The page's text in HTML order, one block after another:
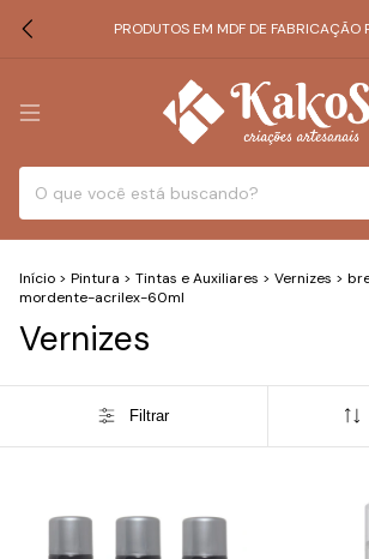
PRODUTOS EM MDF DE FABRICAÇÃO
Início > Pintura > Tintas e Auxiliares > Vernizes >
mordente-acrilex-60ml
Vernizes
Filtrar